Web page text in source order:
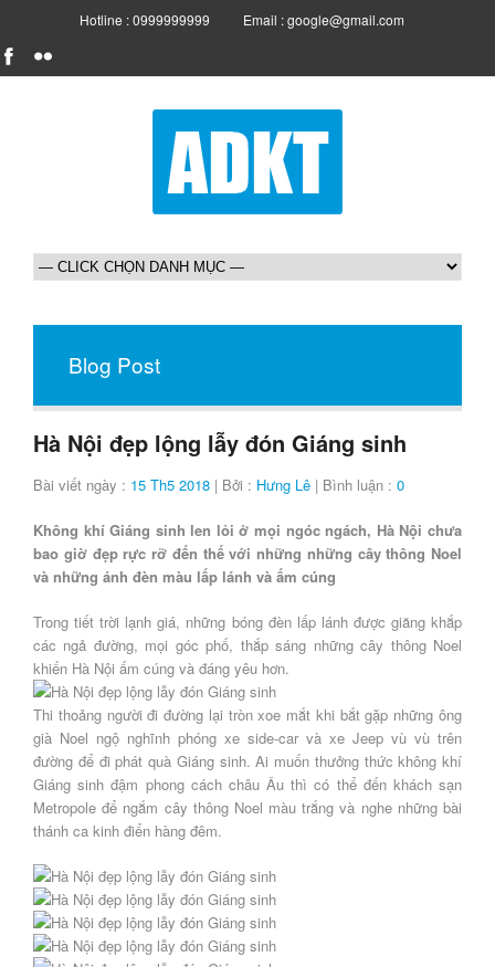
Hotline : 0999999999 Email : google@gmail.com
Blog Post
Hà Nội đẹp lộng lẫy đón Giáng sinh
Bài viết ngày : 15 Th5 2018 | Bởi : Hưng Lê | Bình luận : 0
Không khí Giáng sinh len lỏi ở mọi ngóc ngách, Hà Nội chưa
bao giờ đẹp rực rỡ đến thế với những những cây thông Noel
và những ánh đèn màu lấp lánh và ấm cúng
Trong tiết trời lạnh giá, những bóng đèn lấp lánh được giăng khắp
các ngả đường, mọi góc phố, thắp sáng những cây thông Noel
khiến Hà Nội ấm cúng và đáng yêu hơn.
Thi thoảng người đi đường lại tròn xoe mắt khi bắt gặp những ông
già Noel ngộ nghĩnh phóng xe side-car và xe Jeep vù vù trên
đường để đi phát quà Giáng sinh. Ai muốn thưởng thức không khí
Giáng sinh đậm phong cách châu Âu thì có thể đến khách sạn
Metropole để ngắm cây thông Noel màu trắng và nghe những bài
thánh ca kinh điển hàng đêm.